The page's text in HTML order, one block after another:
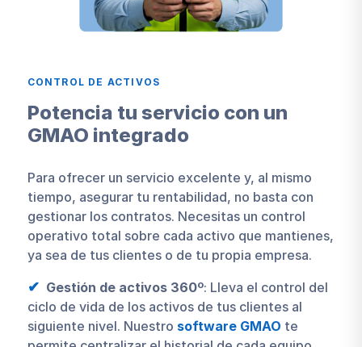
CONTROL DE ACTIVOS
Potencia tu servicio con un
GMAO integrado
Para ofrecer un servicio excelente y, al mismo
tiempo, asegurar tu rentabilidad, no basta con
gestionar los contratos. Necesitas un control
operativo total sobre cada activo que mantienes,
ya sea de tus clientes o de tu propia empresa.
Gestión de activos 360º: Lleva el control del
ciclo de vida de los activos de tus clientes al
siguiente nivel. Nuestro software GMAO te